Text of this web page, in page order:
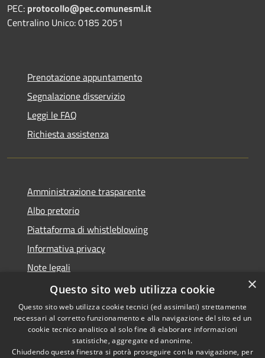
PEC: protocollo@pec.comunesml.it
Centralino Unico: 0185 2051
Prenotazione appuntamento
Segnalazione disservizio
Leggi le FAQ
Richiesta assistenza
Amministrazione trasparente
Albo pretorio
Piattaforma di whistleblowing
Informativa privacy
Note legali
Dichiarazione di accessibilità
RSS
© 2022 • Comune di Santa
×
Questo sito web utilizza cookie
Questo sito web utilizza cookie tecnici (ed assimilati) strettamente
necessari al corretto funzionamento e alla navigazione del sito ed un
cookie tecnico analitico al solo fine di elaborare informazioni
statistiche, aggregate ed anonime.
Chiudendo questa finestra si potrà proseguire con la navigazione, per